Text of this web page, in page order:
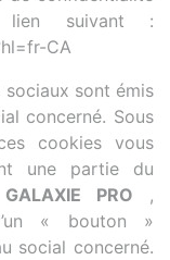
suivant :
CA
sont émis
concerné. Sous
cookies vous
une partie du
GALAXIE PRO ,
« bouton »
social concerné.